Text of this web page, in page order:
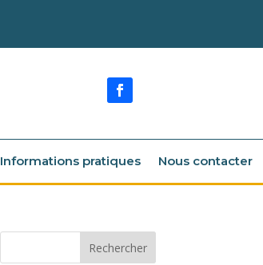
Informations pratiques Nous contacter
Rechercher